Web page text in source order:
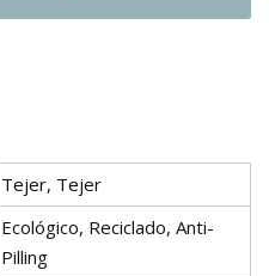
Tejer, Tejer
Ecológico, Reciclado, Anti-
Pilling